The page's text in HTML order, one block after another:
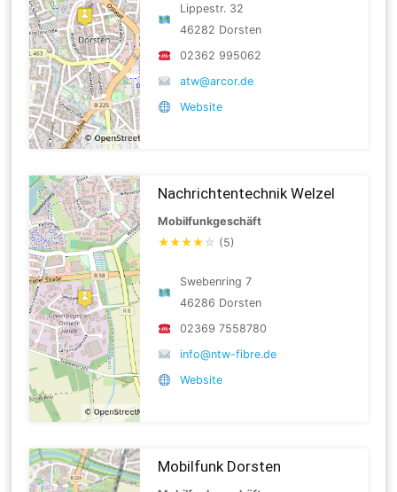
Lippestr. 32
46282 Dorsten
02362 995062
atw@arcor.de
Website
Nachrichtentechnik Welzel
Mobilfunkgeschäft
★★★★ ☆ (5)
Swebenring 7
46286 Dorsten
02369 7558780
info@ntw-fibre.de
Website
Mobilfunk Dorsten